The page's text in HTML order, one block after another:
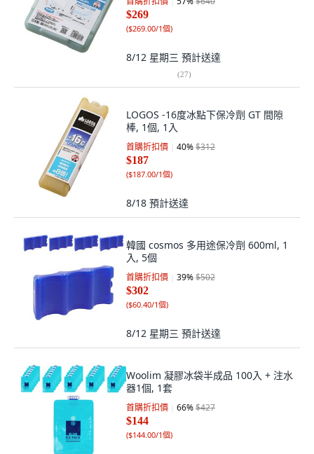
$269
($269.00/1個)
8/12 星期三 預計送達
(27)
LOGOS -16度冰點下保冷劑 GT 間隙
棒, 1個, 1入
首購折扣價 40%$312
$187
($187.00/1個)
8/18 預計送達
韓國 cosmos 多用途保冷劑 600ml, 1
入, 5個
首購折扣價 39%$502
$302
($60.40/1個)
8/12 星期三 預計送達
Woolim 凝膠冰袋半成品 100入 + 注水
器1個, 1套
首購折扣價 66%$427
$144
($144.00/1個)